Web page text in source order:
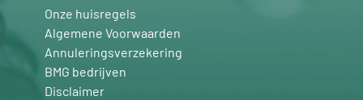
Onze huisregels
Algemene Voorwaarden
Annuleringsverzekering
BMG bedrijven
Disclaimer